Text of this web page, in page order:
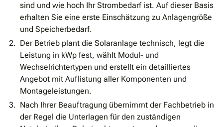
sind und wie hoch Ihr Strombedarf ist. Auf dieser Basis
erhalten Sie eine erste Einschätzung zu Anlagengröße
und Speicherbedarf.
Der Betrieb plant die Solaranlage technisch, legt die
Leistung in kWp fest, wählt Modul- und
Wechselrichtertypen und erstellt ein detailliertes
Angebot mit Auflistung aller Komponenten und
Montageleistungen.
Nach Ihrer Beauftragung übernimmt der Fachbetrieb in
der Regel die Unterlagen für den zuständigen